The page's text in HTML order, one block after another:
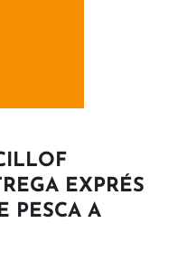
EXPRÉS
PESCA A